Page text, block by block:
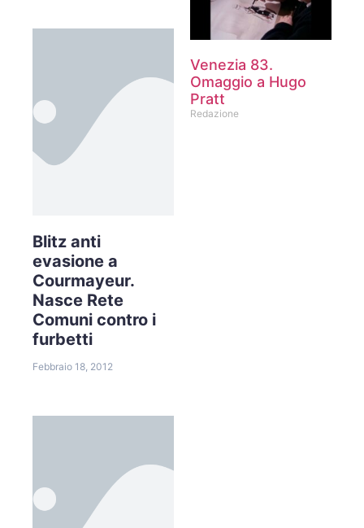
Blitz anti
evasione a
Courmayeur.
Nasce Rete
Comuni contro i
furbetti
Febbraio 18, 2012
Venezia 83.
Omaggio a Hugo
Pratt
Redazione